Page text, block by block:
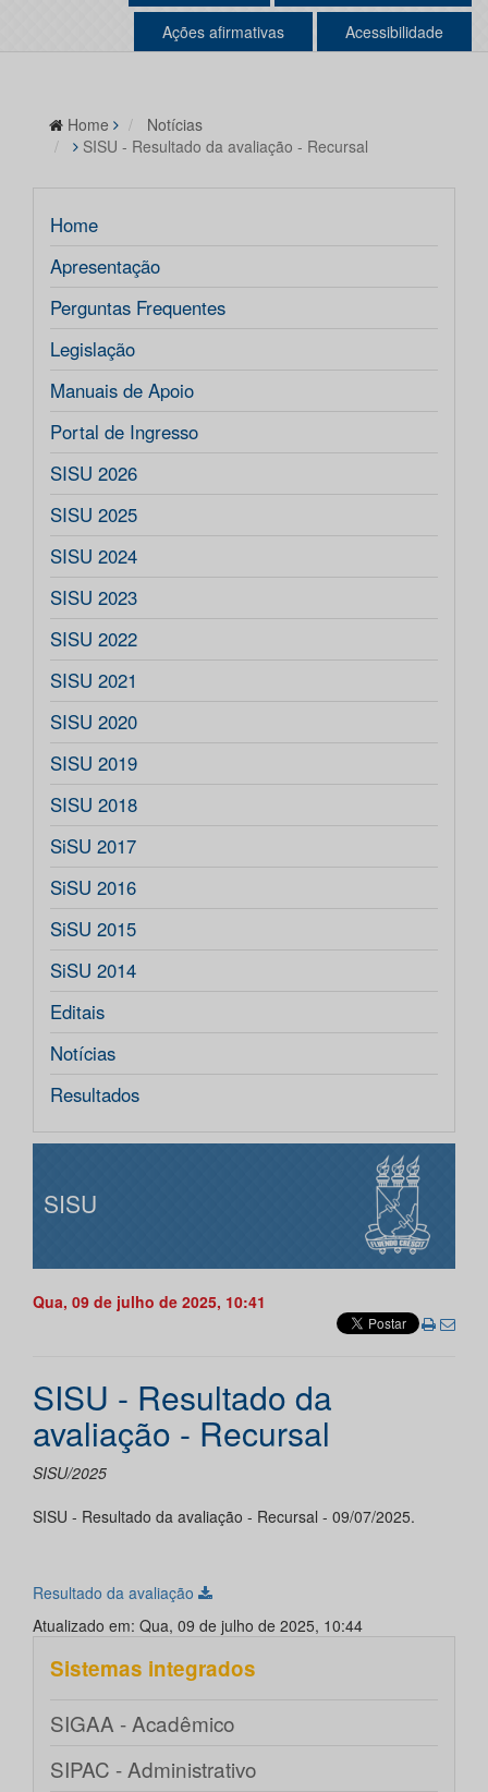
Ações afirmativas Acessibilidade
Home
Notícias
SISU - Resultado da avaliação - Recursal
Home
Apresentação
Perguntas Frequentes
Legislação
Manuais de Apoio
Portal de Ingresso
SISU 2026
SISU 2025
SISU 2024
SISU 2023
SISU 2022
SISU 2021
SISU 2020
SISU 2019
SISU 2018
SiSU 2017
SiSU 2016
SiSU 2015
SiSU 2014
Editais
Notícias
Resultados
SISU
Qua, 09 de julho de 2025, 10:41
SISU - Resultado da
avaliação - Recursal
SISU/2025
SISU - Resultado da avaliação - Recursal - 09/07/2025.
Resultado da avaliação
Atualizado em: Qua, 09 de julho de 2025, 10:44
Sistemas integrados
SIGAA - Acadêmico
SIPAC - Administrativo